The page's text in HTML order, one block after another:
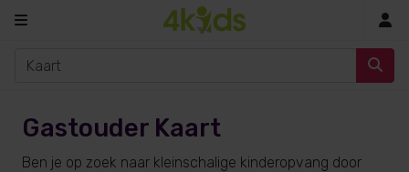
Gastouder Kaart
Ben je op zoek naar kleinschalige kinderopvang door